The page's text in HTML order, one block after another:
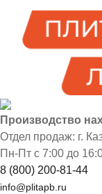
Производство
Отдел продаж: г.
Пн-Пт с 7:00 до
8 (800) 200-81-44
info@plitapb.ru